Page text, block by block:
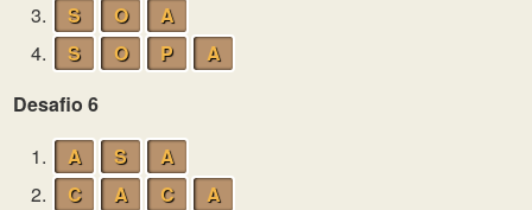
3.
S O
A
4.
S O P
A
Desafio 6
1.
A S
A
2.
C A C
A